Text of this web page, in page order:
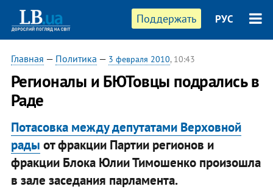
Поддержать РУС
Главная — Политика — 3 февраля 2010, 10:43
Регионалы и БЮТовцы подрались в
Раде
Потасовка между депутатами Верховной
рады от фракции Партии регионов и
фракции Блока Юлии Тимошенко произошла
в зале заседания парламента.